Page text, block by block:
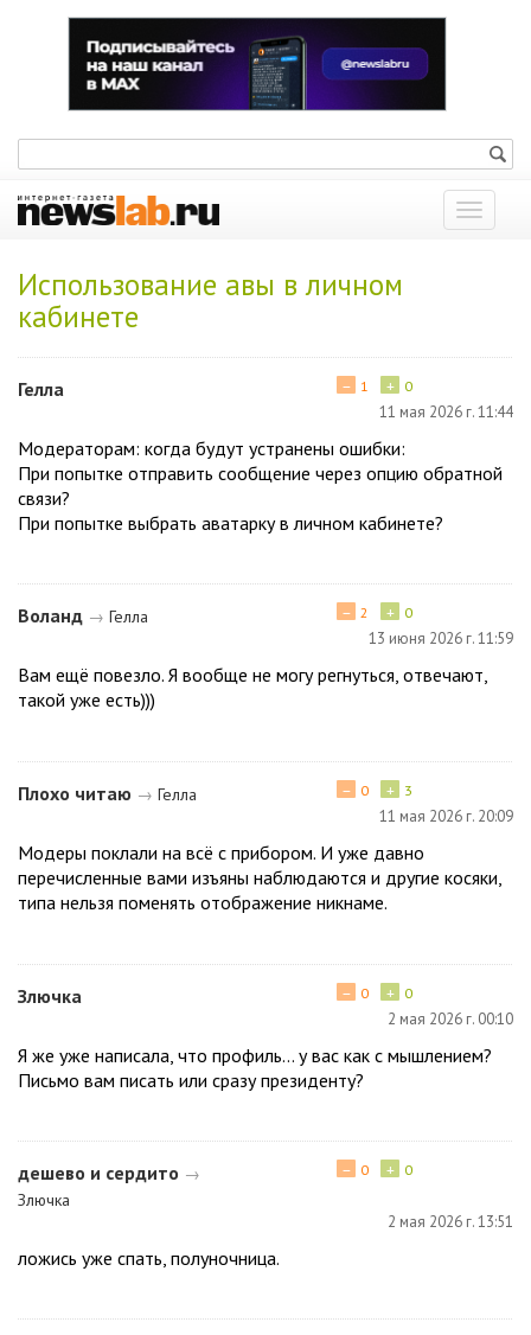
Показать
меню
Использование авы в личном
кабинете
Гелла + 0
− 1
11 мая 2026 г. 11:44
Модераторам: когда будут устранены ошибки:
При попытке отправить сообщение через опцию обратной
связи?
При попытке выбрать аватарку в личном кабинете?
Воланд → Гелла + 0
− 2
13 июня 2026 г. 11:59
Вам ещё повезло. Я вообще не могу регнуться, отвечают,
такой уже есть)))
Плохо читаю → Гелла + 3
− 0
11 мая 2026 г. 20:09
Модеры поклали на всё с прибором. И уже давно
перечисленные вами изъяны наблюдаются и другие косяки,
типа нельзя поменять отображение никнаме.
Злючка + 0
− 0
2 мая 2026 г. 00:10
Я же уже написала, что профиль... у вас как с мышлением?
Письмо вам писать или сразу президенту?
дешево и сердито →
Злючка
+ 0
− 0
2 мая 2026 г. 13:51
ложись уже спать, полуночница.